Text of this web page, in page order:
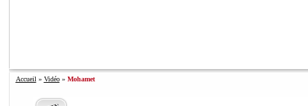
Accueil » Vidéo» Mohamet